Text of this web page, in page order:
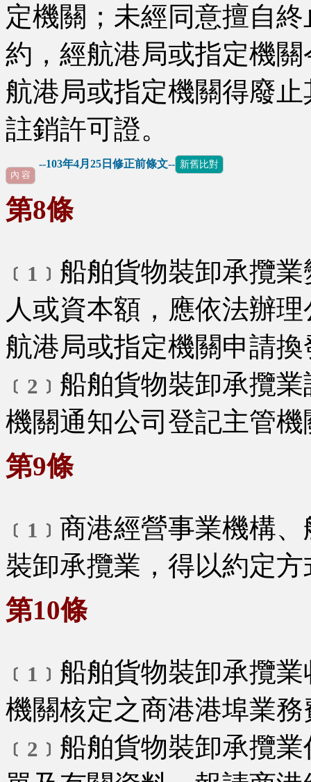
定機關；未經同意擅自
約，經航港局或指定機
航港局或指定機關得廢
註銷許可證。
--103年4月25日修正前條文-- 新舊比對
內 容
第8條
﹝1﹞ 船舶貨物裝卸承攬
人或資本額，應依法辦
航港局或指定機關申請
﹝2﹞ 船舶貨物裝卸承攬
機關通知公司登記主管機
第9條
﹝1﹞ 商港經營事業機構
裝卸承攬業，得以約定
第10條
﹝1﹞ 船舶貨物裝卸承攬
機關核定之商港港埠業
﹝2﹞ 船舶貨物裝卸承攬